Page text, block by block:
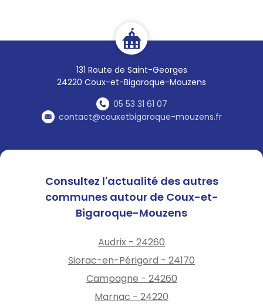
131 Route de Saint-Georges
24220 Coux-et-Bigaroque-Mouzens
05 53 31 61 07
contact@couxetbigaroque-mouzens.fr
Consultez l'actualité des autres
communes autour de Coux-et-
Bigaroque-Mouzens
Audrix - 24260
Siorac-en-Périgord - 24170
Campagne - 24260
Marnac - 24220